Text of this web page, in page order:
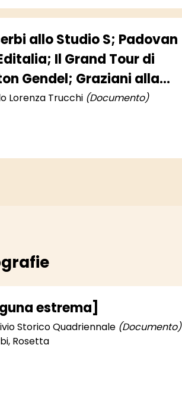
e Crippa alla Iolas
allo Studio S; Padovan
Il Grand Tour di
Gendel; Graziani alla
Notiziario"
Lorenza Trucchi (Documento)
estrema]
Storico Quadriennale (Documento)
Rosetta